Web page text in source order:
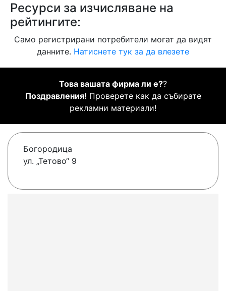
Ресурси за изчисляване на
рейтингите:
Само регистрирани потребители могат да видят
данните. Натиснете тук за да влезете
Това вашата фирма ли е??
Поздравления! Проверете как да събирате
рекламни материали!
Богородица
ул. „Тетово“ 9